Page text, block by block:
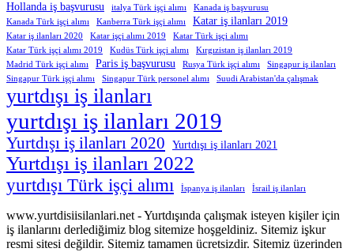
Hollanda iş başvurusu italya Türk işçi alımı
Kanada iş başvurusu
Kanada Türk işçi alımı
Kanberra Türk işçi alımı Katar iş ilanları 2019
Katar iş ilanları 2020 Katar işçi alımı 2019
Katar Türk işçi alımı
Katar Türk işçi alımı 2019
Kudüs Türk işçi alımı
Kırgızistan iş ilanları 2019
Madrid Türk işçi alımı
Paris iş başvurusu Rusya Türk işçi alımı
Singapur iş ilanları
Singapur Türk işçi alımı
Singapur Türk personel alımı Suudi Arabistan'da çalışmak
yurtdışı iş ilanları
yurtdışı iş ilanları 2019
Yurtdışı iş ilanları 2020 Yurtdışı iş ilanları 2021
Yurtdışı iş ilanları 2022
yurtdışı Türk işçi alımı İspanya iş ilanları İsrail iş ilanları
www.yurtdisiisilanlari.net - Yurtdışında çalışmak isteyen kişiler için
iş ilanlarını derlediğimiz blog sitemize hoşgeldiniz. Sitemiz işkur
resmi sitesi değildir. Sitemiz tamamen ücretsizdir. Sitemiz üzerinden